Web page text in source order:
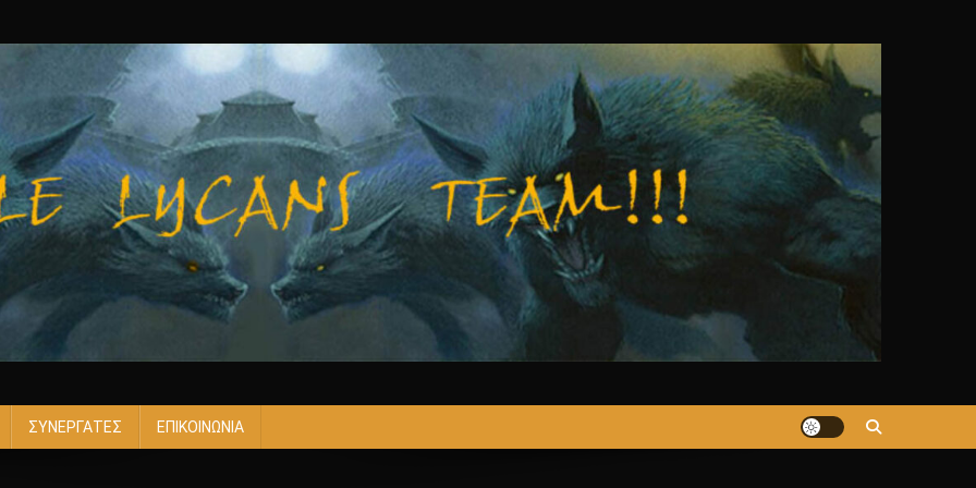
ΣΥΝΕΡΓΑΤΕΣ ΕΠΙΚΟΙΝΩΝΙΑ